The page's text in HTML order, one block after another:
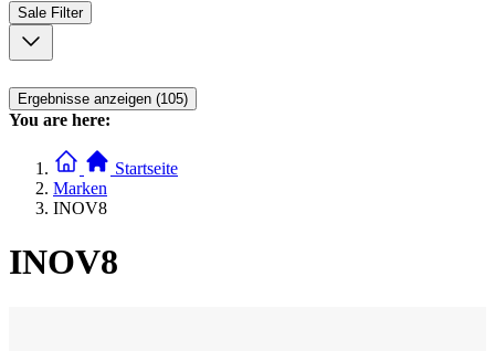
Sale Filter
Ergebnisse anzeigen (105)
You are here:
Startseite
Marken
INOV8
INOV8